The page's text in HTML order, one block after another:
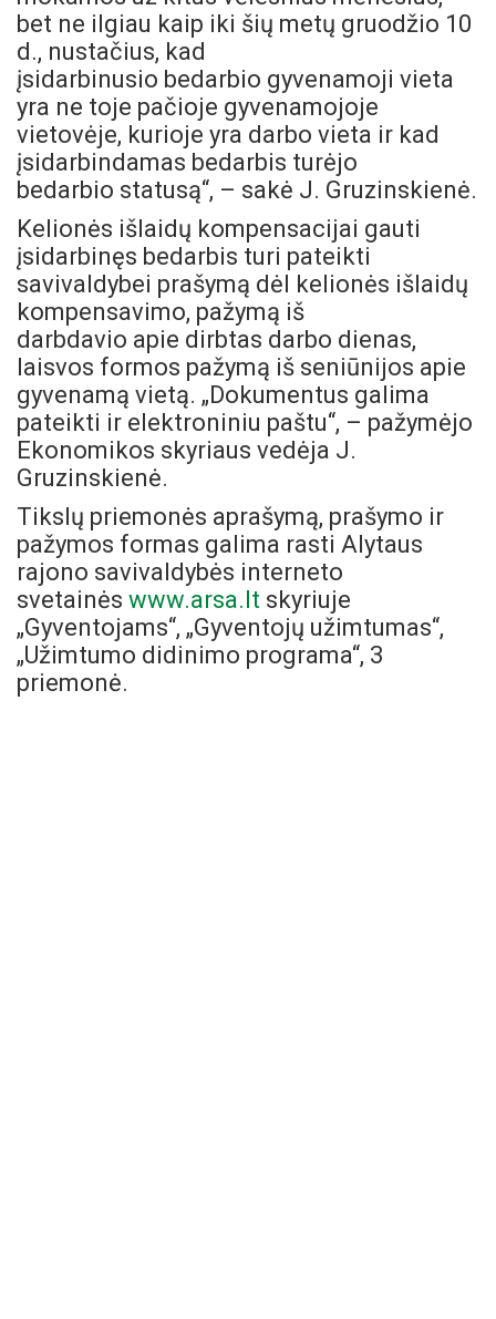
bet ne ilgiau kaip iki šių metų gruodžio 10
d., nustačius, kad
įsidarbinusio bedarbio gyvenamoji vieta
yra ne toje pačioje gyvenamojoje
vietovėje, kurioje yra darbo vieta ir kad
įsidarbindamas bedarbis turėjo
bedarbio statusą“, – sakė J. Gruzinskienė.
Kelionės išlaidų kompensacijai gauti
įsidarbinęs bedarbis turi pateikti
savivaldybei prašymą dėl kelionės išlaidų
kompensavimo, pažymą iš
darbdavio apie dirbtas darbo dienas,
laisvos formos pažymą iš seniūnijos apie
gyvenamą vietą. „Dokumentus galima
pateikti ir elektroniniu paštu“, – pažymėjo
Ekonomikos skyriaus vedėja J.
Gruzinskienė.
Tikslų priemonės aprašymą, prašymo ir
pažymos formas galima rasti Alytaus
rajono savivaldybės interneto
svetainės www.arsa.lt skyriuje
„Gyventojams“, „Gyventojų užimtumas“,
„Užimtumo didinimo programa“, 3
priemonė.